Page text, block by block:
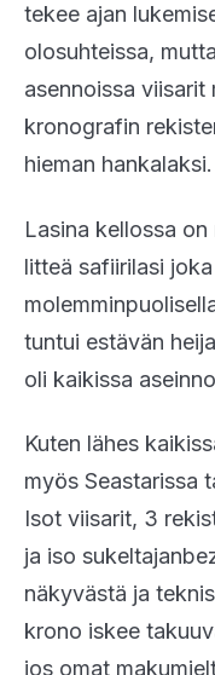
tekee ajan
olosuhteissa,
asennoissa
kronografin
hieman hankalaksi.
Lasina kellossa
litteä safiirilasi
tuntui estävän
oli kaikissa
Kuten lähes
myös Seastarissa
Isot viisarit, 3
ja iso
näkyvästä ja
krono iskee
jos omat